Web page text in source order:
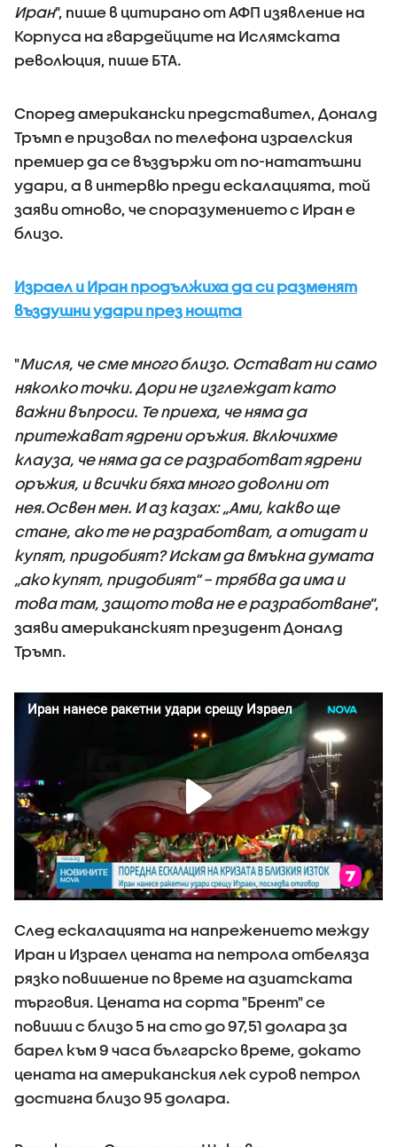
Иран", пише в цитирано от АФП изявление на
Корпуса на гвардейците на Ислямската
революция, пише БТА.
Според американски представител, Доналд
Тръмп е призовал по телефона израелския
премиер да се въздържи от по-нататъшни
удари, а в интервю преди ескалацията, той
заяви отново, че споразумението с Иран е
близо.
Израел и Иран продължиха да си разменят
въздушни удари през нощта
"Мисля, че сме много близо. Остават ни само
няколко точки. Дори не изглеждат като
важни въпроси. Те приеха, че няма да
притежават ядрени оръжия. Включихме
клауза, че няма да се разработват ядрени
оръжия, и всички бяха много доволни от
нея.Освен мен. И аз казах: „Ами, какво ще
стане, ако те не разработват, а отидат и
купят, придобият? Искам да вмъкна думата
„ако купят, придобият“ – трябва да има и
това там, защото това не е разработване“,
заяви американският президент Доналд
Тръмп.
След ескалацията на напрежението между
Иран и Израел цената на петрола отбеляза
рязко повишение по време на азиатската
търговия. Цената на сорта "Брент" се
повиши с близо 5 на сто до 97,51 долара за
барел към 9 часа българско време, докато
цената на американския лек суров петрол
достигна близо 95 долара.